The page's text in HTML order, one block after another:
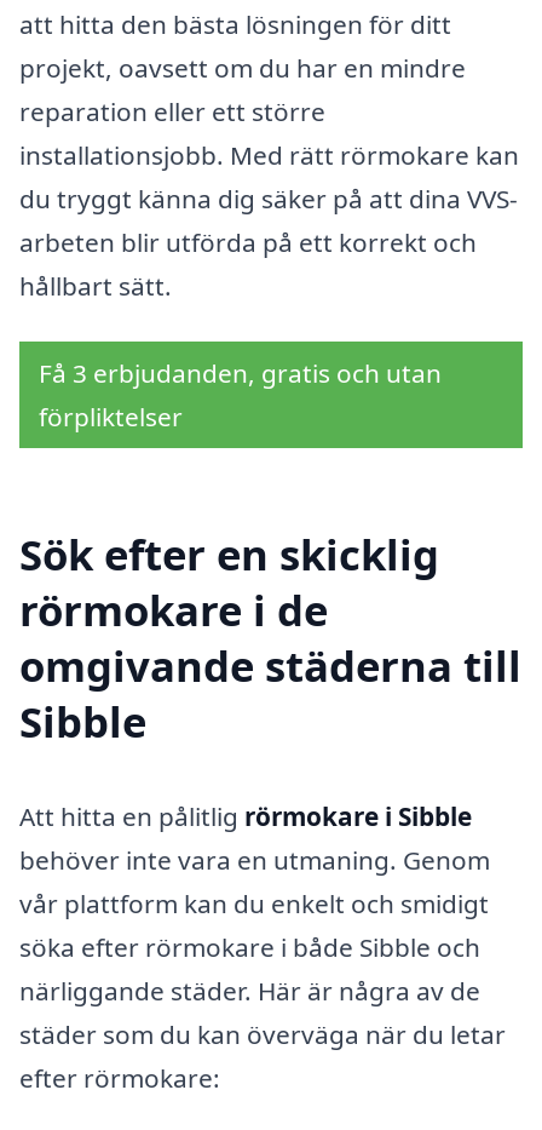
att hitta den bästa lösningen för ditt
projekt, oavsett om du har en mindre
reparation eller ett större
installationsjobb. Med rätt rörmokare kan
du tryggt känna dig säker på att dina VVS-
arbeten blir utförda på ett korrekt och
hållbart sätt.
Få 3 erbjudanden, gratis och utan
förpliktelser
Sök efter en skicklig
rörmokare i de
omgivande städerna till
Sibble
Att hitta en pålitlig rörmokare i Sibble
behöver inte vara en utmaning. Genom
vår plattform kan du enkelt och smidigt
söka efter rörmokare i både Sibble och
närliggande städer. Här är några av de
städer som du kan överväga när du letar
efter rörmokare: